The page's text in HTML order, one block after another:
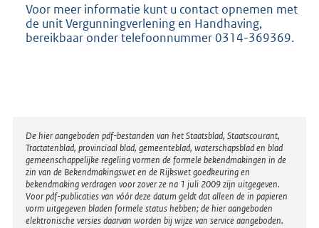
Voor meer informatie kunt u contact opnemen met
de unit Vergunningverlening en Handhaving,
bereikbaar onder telefoonnummer 0314-369369.
Disclaimer
De hier aangeboden pdf-bestanden van het Staatsblad, Staatscourant,
Tractatenblad, provinciaal blad, gemeenteblad, waterschapsblad en blad
gemeenschappelijke regeling vormen de formele bekendmakingen in de
zin van de Bekendmakingswet en de Rijkswet goedkeuring en
bekendmaking verdragen voor zover ze na 1 juli 2009 zijn uitgegeven.
Voor pdf-publicaties van vóór deze datum geldt dat alleen de in papieren
vorm uitgegeven bladen formele status hebben; de hier aangeboden
elektronische versies daarvan worden bij wijze van service aangeboden.